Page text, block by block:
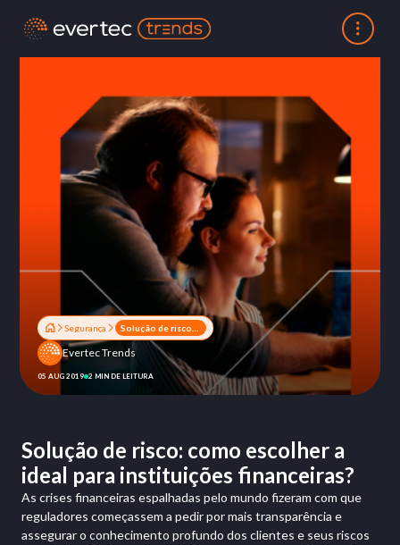
Segurança
Evertec Trends
05 AUG 2019 2 MIN DE LEITURA
Solução de risco: como escolher a
ideal para instituições financeiras?
As crises financeiras espalhadas pelo mundo fizeram com que
reguladores começassem a pedir por mais transparência e
assegurar o conhecimento profundo dos clientes e seus riscos